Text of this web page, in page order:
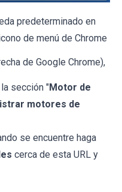
predeterminado en
de menú de Chrome
de Google Chrome),
la sección "Motor de
motores de
se encuentre haga
cerca de esta URL y